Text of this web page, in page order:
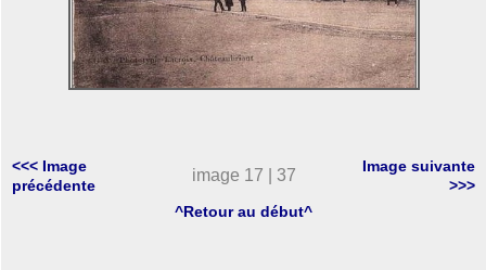
<<< Image
précédente
image 17 | 37
Image suivante
>>>
^Retour au début^